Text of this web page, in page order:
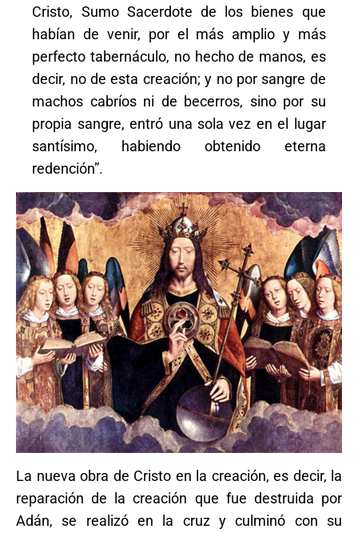
Cristo, Sumo Sacerdote de los bienes que
habían de venir, por el más amplio y más
perfecto tabernáculo, no hecho de manos, es
decir, no de esta creación; y no por sangre de
machos cabríos ni de becerros, sino por su
propia sangre, entró una sola vez en el lugar
santísimo, habiendo obtenido eterna
redención”.
La nueva obra de Cristo en la creación, es decir, la
reparación de la creación que fue destruida por
Adán, se realizó en la cruz y culminó con su